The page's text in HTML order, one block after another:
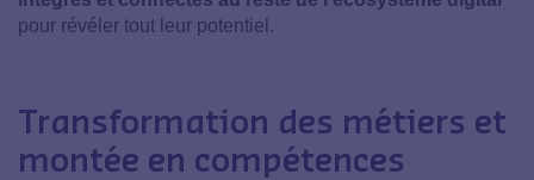
pour révéler tout leur potentiel.
Transformation des métiers et
montée en compétences